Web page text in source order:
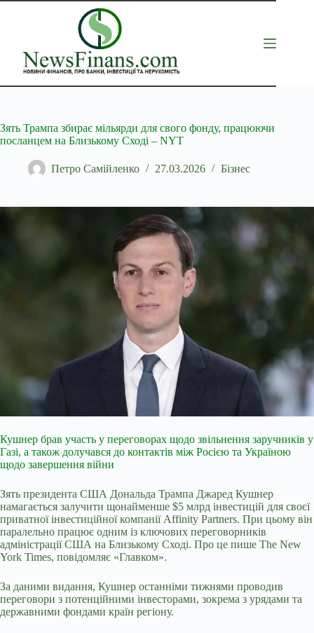
Перейти
Зять Трампа збирає мільярди для свого фонду, працюючи
посланцем на Близькому Сході – NYT
Петро Самійленко 27.03.2026 Бізнес
Кушнер брав участь у переговорах щодо звільнення заручників у
Газі, а також долучався до контактів між Росією та Україною
щодо завершення війни
Зять президента США Дональда Трампа Джаред Кушнер
намагається залучити щонайменше $5 млрд інвестицій для своєї
приватної інвестиційної компанії Affinity Partners. При цьому він
паралельно працює одним із ключових переговорників
адміністрації США на Близькому Сході. Про це пише The New
York Times, повідомляє «Главком».
За даними видання, Кушнер останніми тижнями проводив
переговори з потенційними інвесторами, зокрема з урядами та
державними фондами країн регіону.